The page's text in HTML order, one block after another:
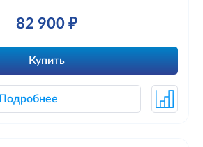
82 900 ₽
Купить
Подробнее